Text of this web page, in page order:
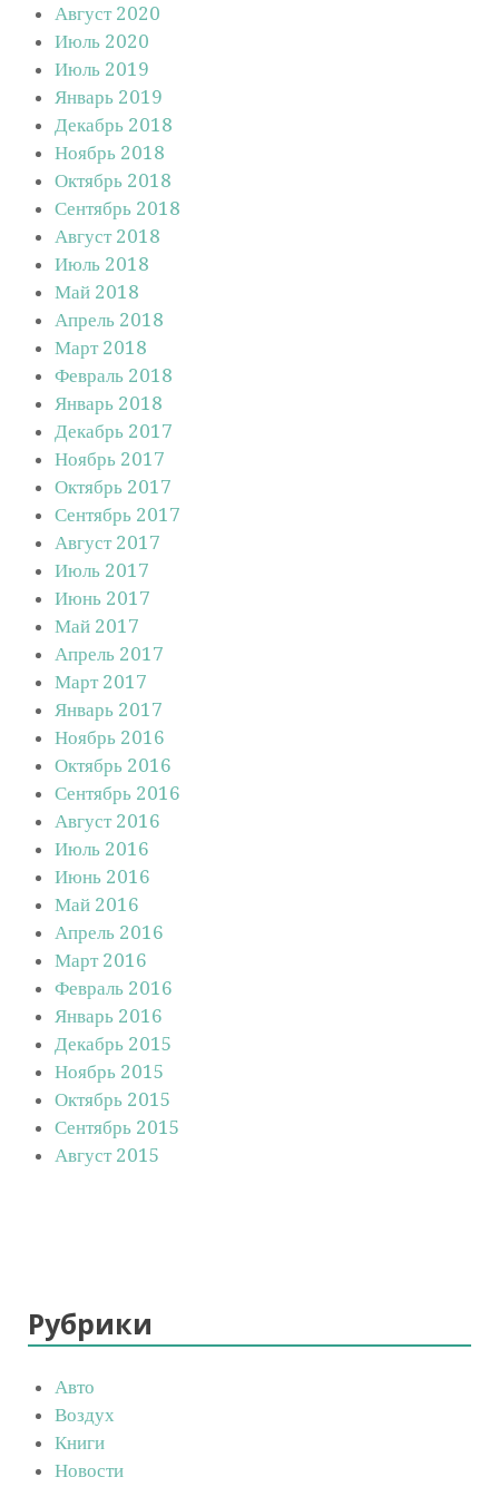
Август 2020
Июль 2020
Июль 2019
Январь 2019
Декабрь 2018
Ноябрь 2018
Октябрь 2018
Сентябрь 2018
Август 2018
Июль 2018
Май 2018
Апрель 2018
Март 2018
Февраль 2018
Январь 2018
Декабрь 2017
Ноябрь 2017
Октябрь 2017
Сентябрь 2017
Август 2017
Июль 2017
Июнь 2017
Май 2017
Апрель 2017
Март 2017
Январь 2017
Ноябрь 2016
Октябрь 2016
Сентябрь 2016
Август 2016
Июль 2016
Июнь 2016
Май 2016
Апрель 2016
Март 2016
Февраль 2016
Январь 2016
Декабрь 2015
Ноябрь 2015
Октябрь 2015
Сентябрь 2015
Август 2015
Рубрики
Авто
Воздух
Книги
Новости